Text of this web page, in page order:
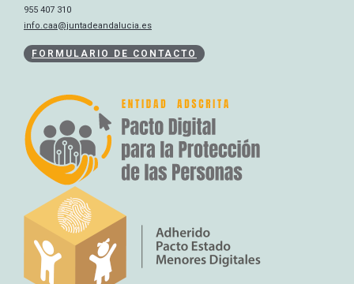
955 407 310
info.caa@juntadeandalucia.es
FORMULARIO DE CONTACTO